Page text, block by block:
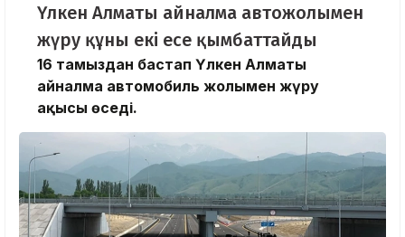
Үлкен Алматы айналма автожолымен
жүру құны екі есе қымбаттайды
16 тамыздан бастап Үлкен Алматы
айналма автомобиль жолымен жүру
ақысы өседі.